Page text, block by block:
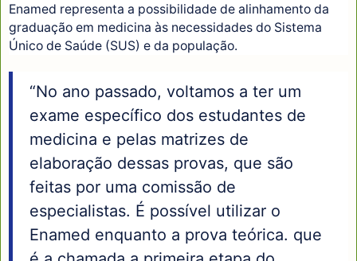
Enamed representa a possibilidade de alinhamento da
graduação em medicina às necessidades do Sistema
Único de Saúde (SUS) e da população.
“No ano passado, voltamos a ter um
exame específico dos estudantes de
medicina e pelas matrizes de
elaboração dessas provas, que são
feitas por uma comissão de
especialistas. É possível utilizar o
Enamed enquanto a prova teórica. que